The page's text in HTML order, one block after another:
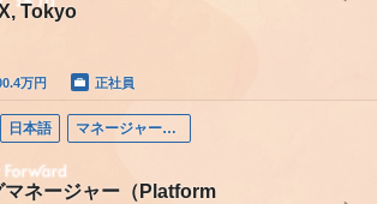
Tokyo
万円 正社員
日本語 マネージャー（エンジニア）
マネージャー（Platform